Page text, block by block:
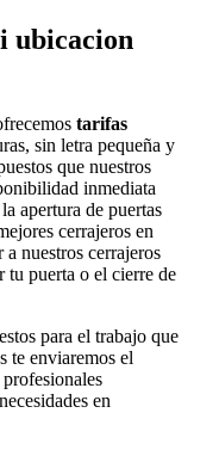
ubicacion
tarifas
sin letra pequeña y
que nuestros
inmediata
apertura de puertas
cerrajeros en
nuestros cerrajeros
tu puerta o el cierre de
para el trabajo que
te enviaremos el
en